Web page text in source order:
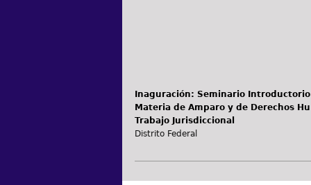
Inaguración: Seminario
Materia de Amparo y de Derechos
Trabajo Jurisdiccional
Distrito Federal